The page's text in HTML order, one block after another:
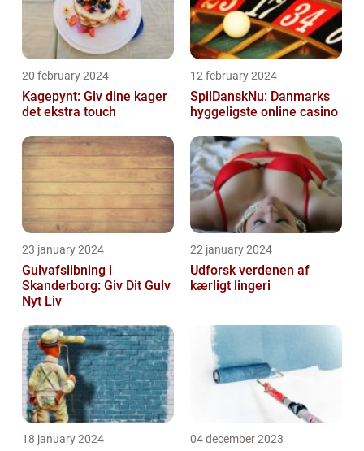
20 february 2024
Kagepynt: Giv dine kager
det ekstra touch
12 february 2024
SpilDanskNu: Danmarks
hyggeligste online casino
23 january 2024
Gulvafslibning i
Skanderborg: Giv Dit Gulv
Nyt Liv
22 january 2024
Udforsk verdenen af
kærligt lingeri
18 january 2024 04 december 2023